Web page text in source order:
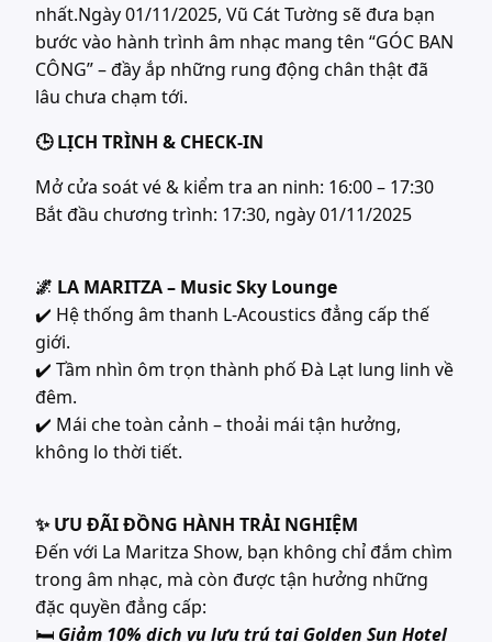
nhất.Ngày 01/11/2025, Vũ Cát Tường sẽ đưa bạn
bước vào hành trình âm nhạc mang tên “GÓC BAN
CÔNG” – đầy ắp những rung động chân thật đã
lâu chưa chạm tới.
🕒 LỊCH TRÌNH & CHECK-IN
Mở cửa soát vé & kiểm tra an ninh: 16:00 – 17:30
Bắt đầu chương trình: 17:30, ngày 01/11/2025
🌌 LA MARITZA – Music Sky Lounge
✔️ Hệ thống âm thanh L-Acoustics đẳng cấp thế
giới.
✔️ Tầm nhìn ôm trọn thành phố Đà Lạt lung linh về
đêm.
✔️ Mái che toàn cảnh – thoải mái tận hưởng,
không lo thời tiết.
✨ ƯU ĐÃI ĐỒNG HÀNH TRẢI NGHIỆM
Đến với La Maritza Show, bạn không chỉ đắm chìm
trong âm nhạc, mà còn được tận hưởng những
đặc quyền đẳng cấp:
🛏 Giảm 10% dịch vụ lưu trú tại Golden Sun Hotel